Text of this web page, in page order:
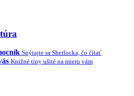
Spýtajte sa Sherlocka, čo čítať
Knižné tipy ušité na mieru vám